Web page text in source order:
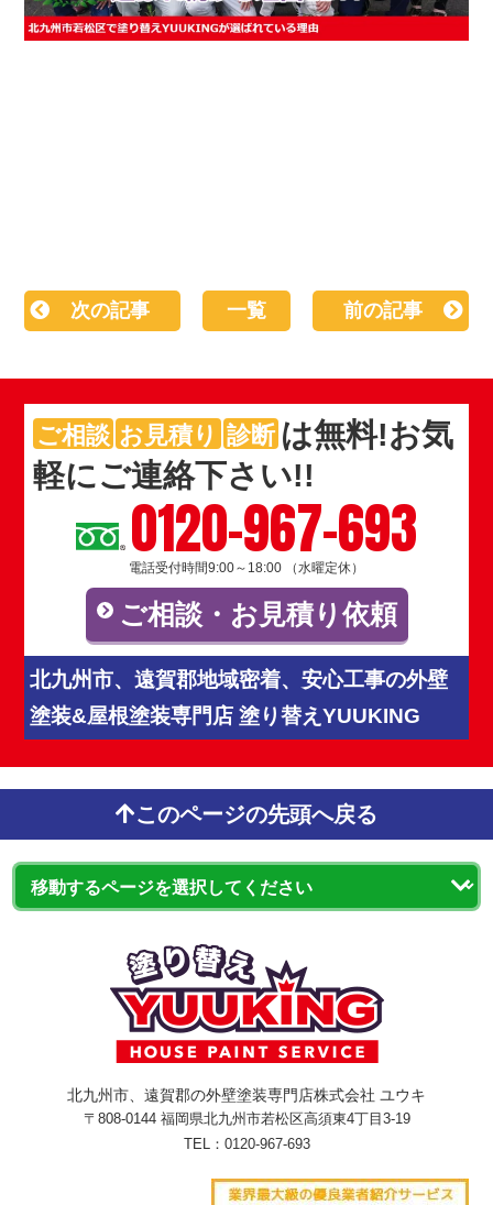
次の記事 一覧 前の記事
ご相談 お見積り 診断 は無料!お気
軽にご連絡下さい!!
0120-967-693
電話受付時間9:00～18:00 （水曜定休）
ご相談・お見積り依頼
北九州市、遠賀郡地域密着、安心工事の外壁
塗装&屋根塗装専門店 塗り替えYUUKING
このページの先頭へ戻る
北九州市、遠賀郡の外壁塗装専門店株式会社 ユウキ
〒808-0144 福岡県北九州市若松区高須東4丁目3-19
TEL： 0120-967-693